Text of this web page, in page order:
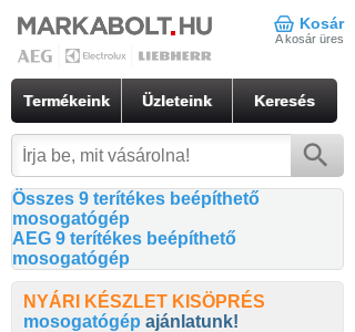
Kosár
A kosár üres
Termékeink Üzleteink Keresés
Összes 9 terítékes beépíthető
mosogatógép
AEG 9 terítékes beépíthető
mosogatógép
NYÁRI KÉSZLET KISÖPRÉS
mosogatógép ajánlatunk!